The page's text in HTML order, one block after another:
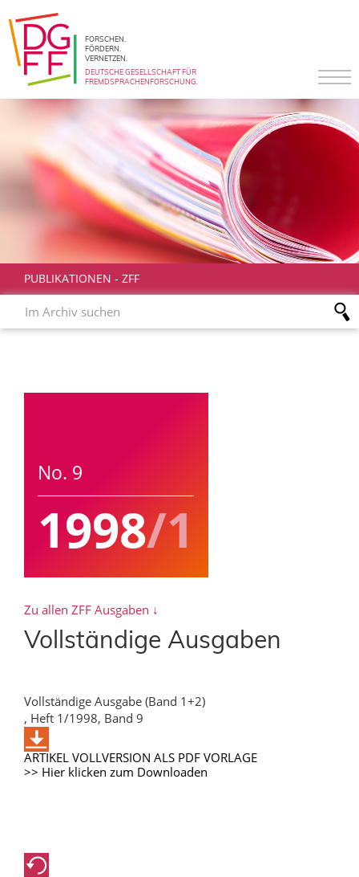
FORSCHEN.
FÖRDERN.
VERNETZEN.
DEUTSCHE GESELLSCHAFT FÜR
FREMDSPRACHENFORSCHUNG.
PUBLIKATIONEN - ZFF
No. 9
1998/1
Zu allen ZFF Ausgaben ↓
Vollständige Ausgaben
Vollständige Ausgabe (Band 1+2)
, Heft 1/1998, Band 9
ARTIKEL VOLLVERSION ALS PDF VORLAGE
>> Hier klicken zum Downloaden